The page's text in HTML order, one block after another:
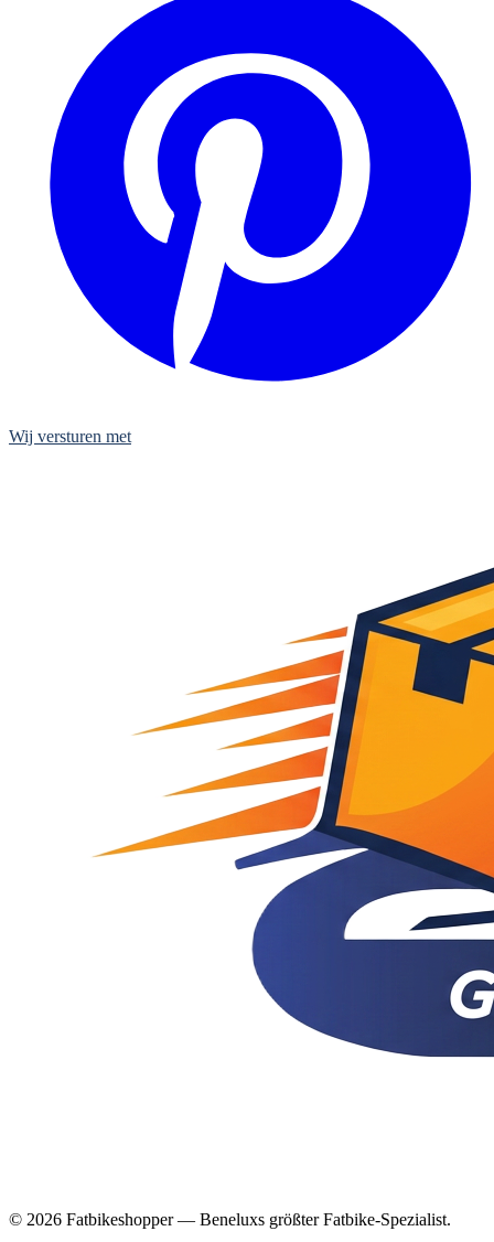
Wij versturen met
© 2026 Fatbikeshopper — Beneluxs größter Fatbike-Spezialist.